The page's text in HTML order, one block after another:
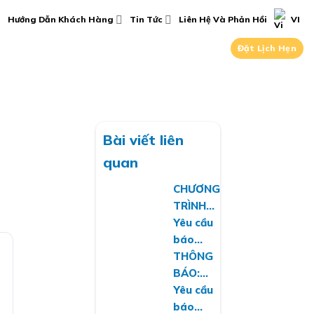
Hướng Dẫn Khách Hàng Tin Tức Liên Hệ Và Phản Hồi VI
Đặt Lịch Hẹn
Bài viết liên
quan
CHƯƠNG
TRÌNH
HIẾN
MÁU
TÌNH
NGUYỆN:
GIỌT
HỒNG
Yêu cầu
báo
giá
công
cụ
dụng
THÔNG
BÁO:
DANH
SÁCH
Yêu cầu
báo